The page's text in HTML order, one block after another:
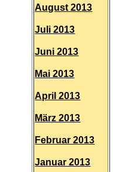
August 2013
Juli 2013
Juni 2013
Mai 2013
April 2013
März 2013
Februar 2013
Januar 2013